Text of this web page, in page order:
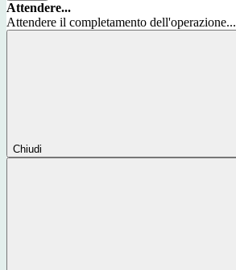
Attendere...
Attendere il completamento dell'operazione...
Chiudi